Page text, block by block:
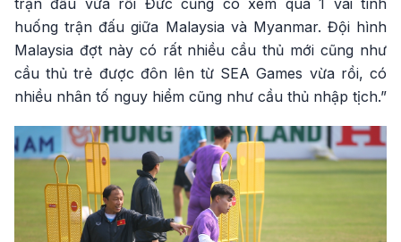
trận đấu vừa rồi Đức cũng có xem qua 1 vài tình
huống trận đấu giữa Malaysia và Myanmar. Đội hình
Malaysia đợt này có rất nhiều cầu thủ mới cũng như
cầu thủ trẻ được đôn lên từ SEA Games vừa rồi, có
nhiều nhân tố nguy hiểm cũng như cầu thủ nhập tịch.”